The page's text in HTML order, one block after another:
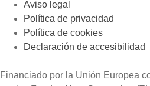
Aviso legal
Política de privacidad
Política de cookies
Declaración de accesibilidad
Financiado por la Unión Europea